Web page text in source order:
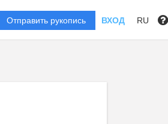
Отправить рукопись ВХОД RU